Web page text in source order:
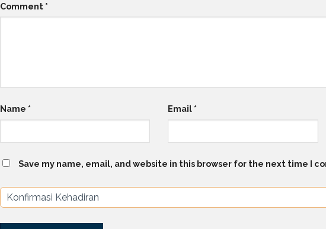
Comment *
Name * Email *
Save my name, email, and website in this browser for the next time I